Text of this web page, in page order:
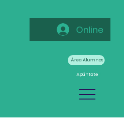
Online
Área Alumnos
Apúntate